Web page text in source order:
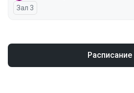
Зал 3
Расписание